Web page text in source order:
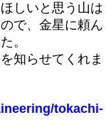
しいと思う山は
で、金星に頼ん
。
知らせてくれま
tokachi-